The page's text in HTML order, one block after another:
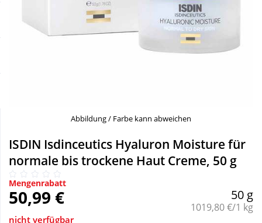
Schnäppchen
Liebe & Erotik
Sanitätshaus
Sport & Fitness
Abbildung / Farbe kann abweichen
ISDIN Isdinceutics Hyaluron Moisture für
normale bis trockene Haut Creme, 50 g
Mengenrabatt
50,99 € 50 g
Grundpreis:
1019,80 €/1 kg
nicht verfügbar